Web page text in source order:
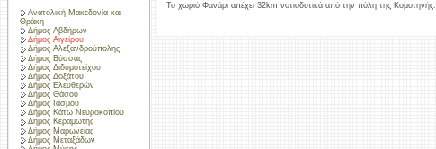
Ανατολική Μακεδονία και
Θράκη
Δήμος Αβδήρων
Δήμος Αιγείρου
Δήμος Αλεξανδρούπολης
Δήμος Βύσσας
Δήμος Διδυμοτείχου
Δήμος Δοξάτου
Δήμος Ελευθερών
Δήμος Θάσου
Δήμος Ιάσμου
Δήμος Κάτω Νευροκοπίου
Δήμος Κεραμωτής
Δήμος Μαρωνείας
Δήμος Μεταξάδων
Το χωριό Φανάρι απέχει 32km νοτιοδυτικά από την πόλη της Κομοτηνής.